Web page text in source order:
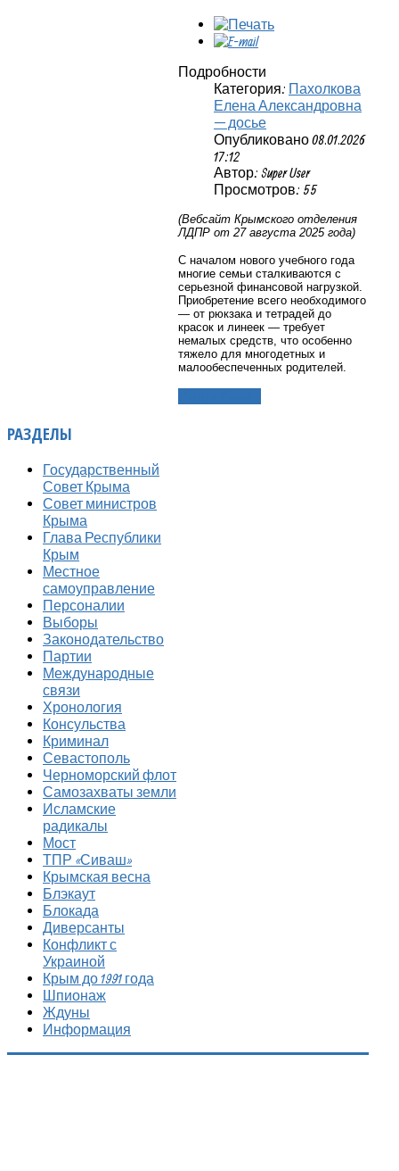
Подробности
Категория: Пахолкова
Елена Александровна
— досье
Опубликовано 08.01.2026
17:12
Автор: Super User
Просмотров: 55
(Вебсайт Крымского отделения
ЛДПР от 27 августа 2025 года)
С началом нового учебного года
многие семьи сталкиваются с
серьезной финансовой нагрузкой.
Приобретение всего необходимого
— от рюкзака и тетрадей до
красок и линеек — требует
немалых средств, что особенно
тяжело для многодетных и
малообеспеченных родителей.
РАЗДЕЛЫ
Государственный
Совет Крыма
Совет министров
Крыма
Глава Республики
Крым
Местное
самоуправление
Персоналии
Выборы
Законодательство
Партии
Международные
связи
Хронология
Консульства
Криминал
Севастополь
Черноморский флот
Самозахваты земли
Исламские
радикалы
Мост
ТПР «Сиваш»
Крымская весна
Блэкаут
Блокада
Диверсанты
Конфликт с
Украиной
Крым до 1991 года
Шпионаж
Ждуны
Информация